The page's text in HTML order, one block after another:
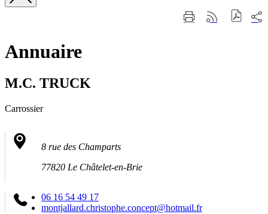
Fermer
ImprimerGénérer
sur
Annuaire
M.C. TRUCK
Carrossier
8 rue des Champarts
77820 Le Châtelet-en-Brie
06 16 54 49 17
montjallard.christophe.concept@hotmail.fr